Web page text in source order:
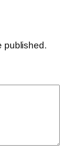
published.